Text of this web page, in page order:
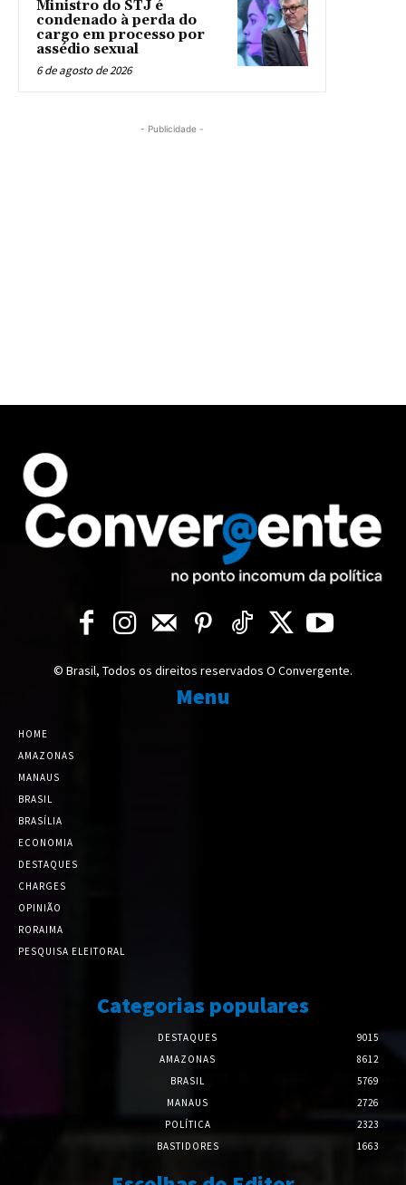
Ministro do STJ é
condenado à perda do
cargo em processo por
assédio sexual
6 de agosto de 2026
- Publicidade -
© Brasil, Todos os direitos reservados O Convergente.
Menu
HOME
AMAZONAS
MANAUS
BRASIL
BRASÍLIA
ECONOMIA
DESTAQUES
CHARGES
OPINIÃO
RORAIMA
PESQUISA ELEITORAL
Categorias populares
DESTAQUES
9015
AMAZONAS
8612
BRASIL
5769
MANAUS
2726
POLÍTICA
2323
BASTIDORES
1663